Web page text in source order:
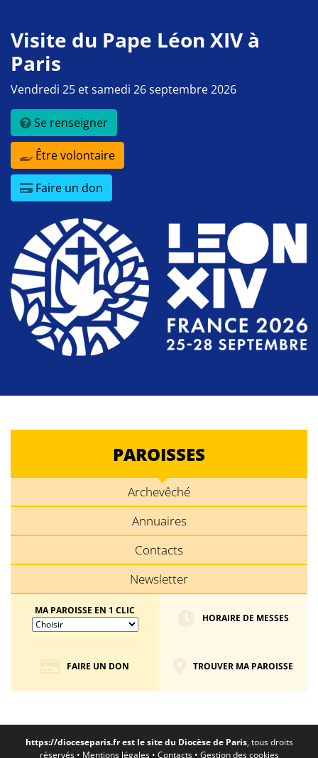
Visite du Pape Léon XIV à
Paris
Vendredi 25 et samedi 26 septembre 2026
Se renseigner
Être volontaire
Faire un don
PAROISSES
Archevêché
Annuaires
Contacts
Newsletter
MA PAROISSE EN 1 CLIC
HORAIRE DE MESSES
FAIRE UN DON TROUVER MA PAROISSE
https://dioceseparis.frest le site du Diocèse de Paris, tous droits
réservés • Mentions légales• Contacts• Gestion des cookies